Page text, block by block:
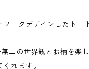
ークデザインしたトー
二の世界観とお柄を楽
れます。